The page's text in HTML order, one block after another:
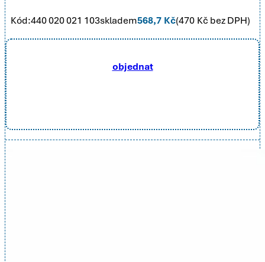
Kód:440 020 021 103skladem568,7 Kč(470 Kč bez DPH)
objednat